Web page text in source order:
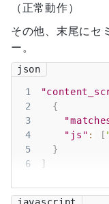
（正常動作）
その他、末尾にセ
ー。
json
1
2
{
3
4
"js" : [
5
}
6
]